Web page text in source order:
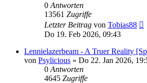
0 Antworten
13561 Zugriffe
Letzter Beitrag von Tobias88
Do 19. Feb 2026, 09:43
Lennielazerbeam - A Truer Reality
von Psylicious » Do 22. Jan 2026,
0 Antworten
4645 Zugriffe